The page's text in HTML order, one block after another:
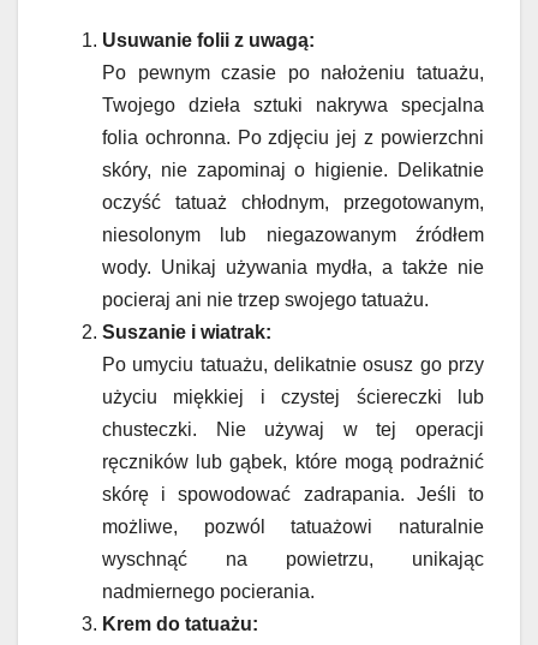
Usuwanie folii z uwagą:
Po pewnym czasie po nałożeniu tatuażu,
Twojego dzieła sztuki nakrywa specjalna
folia ochronna. Po zdjęciu jej z powierzchni
skóry, nie zapominaj o higienie. Delikatnie
oczyść tatuaż chłodnym, przegotowanym,
niesolonym lub niegazowanym źródłem
wody. Unikaj używania mydła, a także nie
pocieraj ani nie trzep swojego tatuażu.
Suszanie i wiatrak:
Po umyciu tatuażu, delikatnie osusz go przy
użyciu miękkiej i czystej ściereczki lub
chusteczki. Nie używaj w tej operacji
ręczników lub gąbek, które mogą podrażnić
skórę i spowodować zadrapania. Jeśli to
możliwe, pozwól tatuażowi naturalnie
wyschnąć na powietrzu, unikając
nadmiernego pocierania.
Krem do tatuażu: